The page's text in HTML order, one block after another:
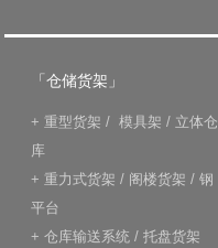
「仓储货架」
+ 重型货架 / 模具架 / 立体仓
库
+ 重力式货架 / 阁楼货架 / 钢
平台
+ 仓库输送系统 / 托盘货架